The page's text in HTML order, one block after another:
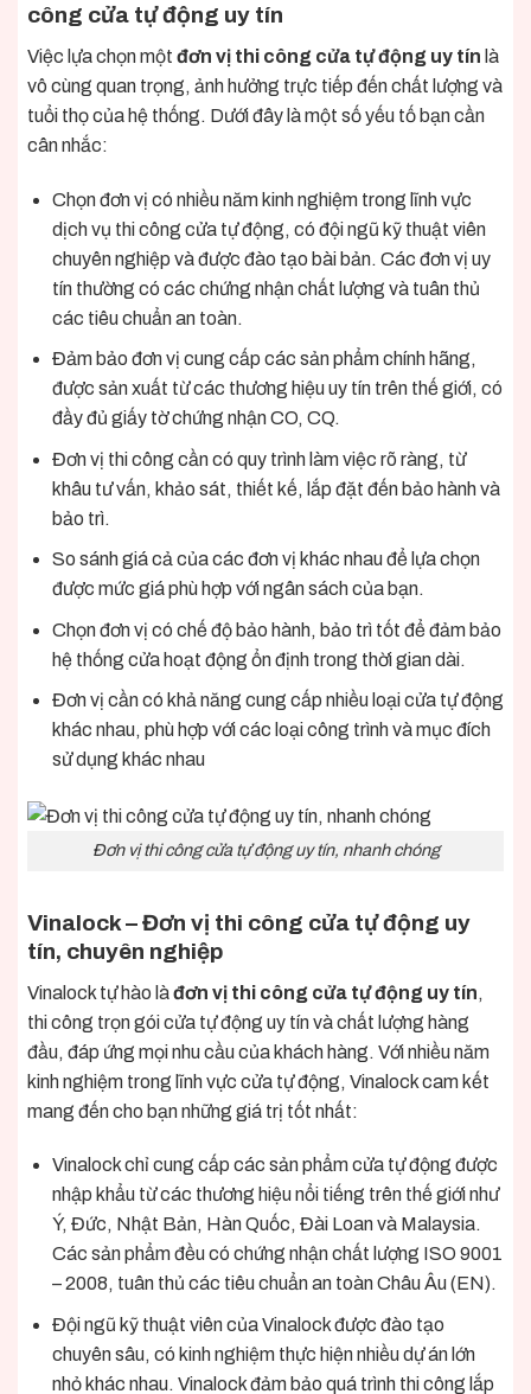
công cửa tự động uy tín
Việc lựa chọn một đơn vị thi công cửa tự động uy tín là
vô cùng quan trọng, ảnh hưởng trực tiếp đến chất lượng và
tuổi thọ của hệ thống. Dưới đây là một số yếu tố bạn cần
cân nhắc:
Chọn đơn vị có nhiều năm kinh nghiệm trong lĩnh vực
dịch vụ thi công cửa tự động, có đội ngũ kỹ thuật viên
chuyên nghiệp và được đào tạo bài bản. Các đơn vị uy
tín thường có các chứng nhận chất lượng và tuân thủ
các tiêu chuẩn an toàn.
Đảm bảo đơn vị cung cấp các sản phẩm chính hãng,
được sản xuất từ các thương hiệu uy tín trên thế giới, có
đầy đủ giấy tờ chứng nhận CO, CQ.
Đơn vị thi công cần có quy trình làm việc rõ ràng, từ
khâu tư vấn, khảo sát, thiết kế, lắp đặt đến bảo hành và
bảo trì.
So sánh giá cả của các đơn vị khác nhau để lựa chọn
được mức giá phù hợp với ngân sách của bạn.
Chọn đơn vị có chế độ bảo hành, bảo trì tốt để đảm bảo
hệ thống cửa hoạt động ổn định trong thời gian dài.
Đơn vị cần có khả năng cung cấp nhiều loại cửa tự động
khác nhau, phù hợp với các loại công trình và mục đích
sử dụng khác nhau
Đơn vị thi công cửa tự động uy tín, nhanh chóng
Vinalock – Đơn vị thi công cửa tự động uy
tín, chuyên nghiệp
Vinalock tự hào làđơn vị thi công cửa tự động uy tín,
thi công trọn gói cửa tự động uy tín và chất lượng hàng
đầu, đáp ứng mọi nhu cầu của khách hàng. Với nhiều năm
kinh nghiệm trong lĩnh vực cửa tự động, Vinalock cam kết
mang đến cho bạn những giá trị tốt nhất:
Vinalock chỉ cung cấp các sản phẩm cửa tự động được
nhập khẩu từ các thương hiệu nổi tiếng trên thế giới như
Ý, Đức, Nhật Bản, Hàn Quốc, Đài Loan và Malaysia.
Các sản phẩm đều có chứng nhận chất lượng ISO 9001
– 2008, tuân thủ các tiêu chuẩn an toàn Châu Âu (EN).
Đội ngũ kỹ thuật viên của Vinalock được đào tạo
chuyên sâu, có kinh nghiệm thực hiện nhiều dự án lớn
nhỏ khác nhau. Vinalock đảm bảo quá trình thi công lắp